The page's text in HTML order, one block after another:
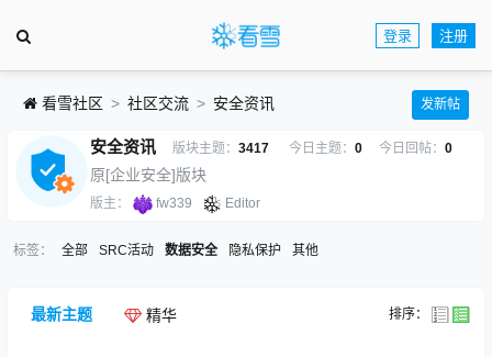
登录 注册
看雪社区 社区交流 安全资讯 发新帖
安全资讯 版块主题： 3417 今日主题： 0 今日回帖： 0
原[企业安全]版块
版主： fw339 Editor
标签： 全部 SRC活动 数据安全 隐私保护 其他
最新主题 精华 排序：